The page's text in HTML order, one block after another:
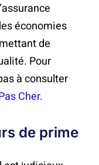
économies
de
Pour
à consulter
Cher.
de prime